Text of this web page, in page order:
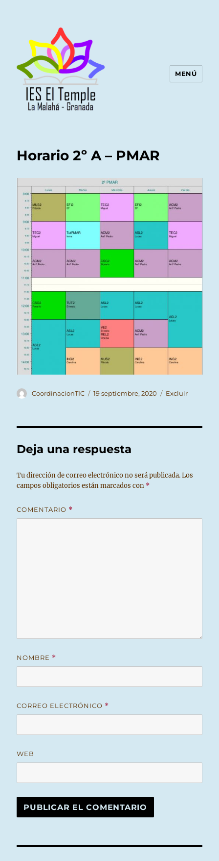
MENÚ
Horario 2º A – PMAR
Autor
CoordinacionTIC
Publicado
19 septiembre, 2020 Categorías
Excluir
Deja una respuesta
Tu dirección de correo electrónico no será publicada. Los
campos obligatorios están marcados con *
COMENTARIO *
NOMBRE *
CORREO ELECTRÓNICO *
WEB